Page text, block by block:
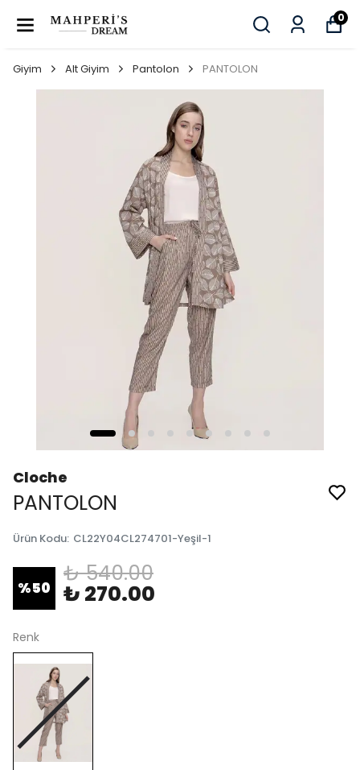
0
Giyim Alt Giyim Pantolon PANTOLON
Cloche
PANTOLON
Ürün Kodu: CL22Y04CL274701-Yeşil-1
%50
₺ 540.00
₺ 270.00
Renk